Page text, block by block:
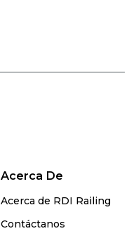
Acerca De
Acerca de RDI Railing
Contáctanos